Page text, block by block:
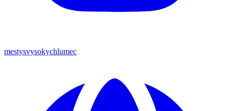
mestysvysokychlumec